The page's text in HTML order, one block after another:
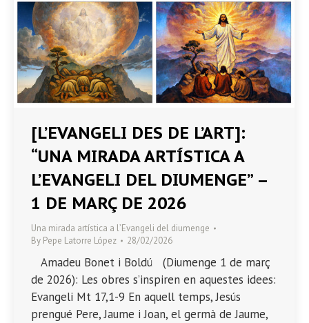
[L’EVANGELI DES DE L’ART]:
“UNA MIRADA ARTÍSTICA A
L’EVANGELI DEL DIUMENGE” –
1 DE MARÇ DE 2026
Una mirada artística a l’Evangeli del diumenge
By Pepe Latorre López 28/02/2026
Amadeu Bonet i Boldú (Diumenge 1 de març
de 2026): Les obres s’inspiren en aquestes idees:
Evangeli Mt 17,1-9 En aquell temps, Jesús
prengué Pere, Jaume i Joan, el germà de Jaume,